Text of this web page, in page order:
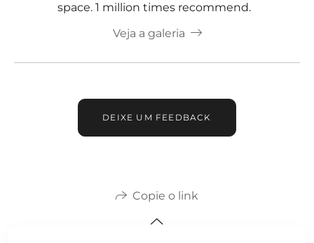
space. 1 million times recommend.
Veja a galeria
DEIXE UM FEEDBACK
Copie o link